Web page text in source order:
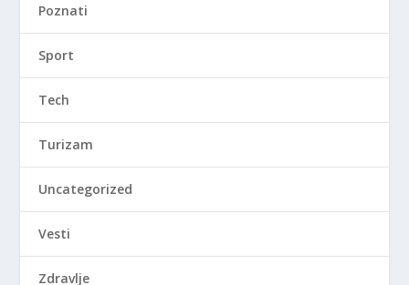
Poznati
Sport
Tech
Turizam
Uncategorized
Vesti
Zdravlje